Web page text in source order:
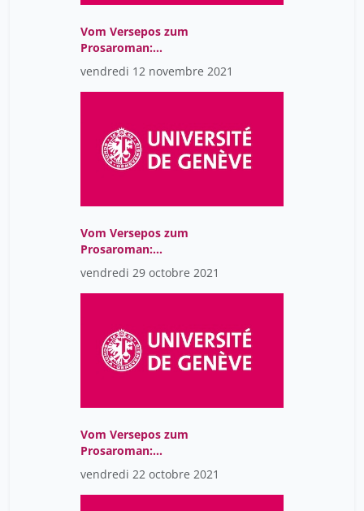
Vom Versepos zum
Prosaroman:
Spätmittelalterliche
deutsche Epik (CR)
vendredi 12 novembre 2021
Vom Versepos zum
Prosaroman:
Spätmittelalterliche
deutsche Epik (CR)
vendredi 29 octobre 2021
Vom Versepos zum
Prosaroman:
Spätmittelalterliche
deutsche Epik (CR)
vendredi 22 octobre 2021